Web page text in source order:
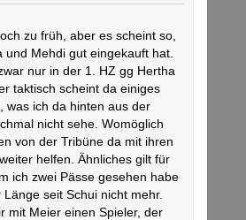
zu früh, aber es scheint so,
und Mehdi gut eingekauft hat.
nur in der 1. HZ gg Hertha
taktisch scheint da einiges
was ich da hinten aus der
nicht sehe. Womöglich
von der Tribüne da mit ihren
helfen. Ähnliches gilt für
ich zwei Pässe gesehen habe
seit Schui nicht mehr.
mit Meier einen Spieler, der